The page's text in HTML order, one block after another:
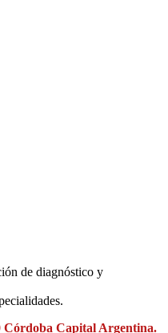
de diagnóstico y
Córdoba Capital Argentina.